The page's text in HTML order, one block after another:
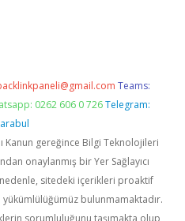
Teams:
0262 606 0 726 Telegram:
Kanun gereğince Bilgi Teknolojileri
onaylanmış bir Yer Sağlayıcı
sitedeki içerikleri proaktif
bulunmamaktadır.
sorumluluğunu taşımakta olup,